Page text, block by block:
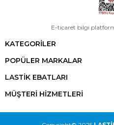
E-ticaret bilgi
KATEGORİLER
POPÜLER MARKALAR
LASTİK EBATLARI
MÜŞTERİ HİZMETLERİ